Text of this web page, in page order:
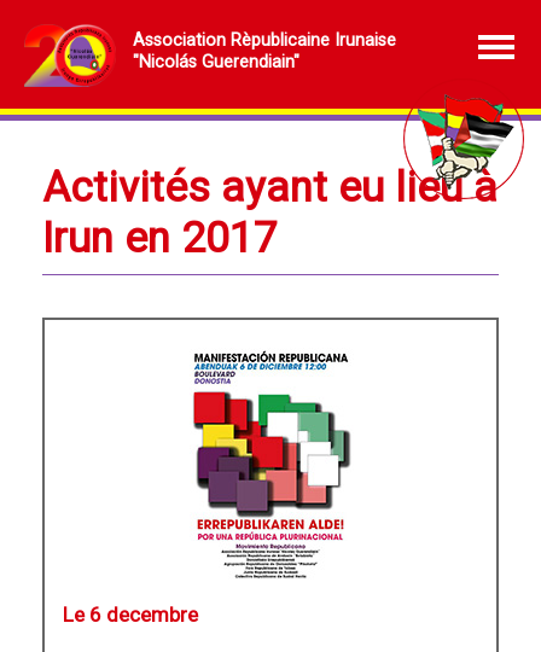
Association Rèpublicaine Irunaise
"Nicolás Guerendiain"
Activités ayant eu lieu à
Irun en 2017
Le 6 decembre